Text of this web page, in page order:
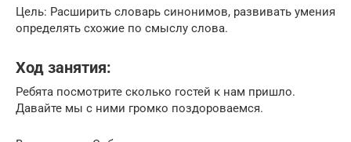
Цель: Расширить словарь синонимов, развивать умения
определять схожие по смыслу слова.
Ход занятия:
Ребята посмотрите сколько гостей к нам пришло.
Давайте мы с ними громко поздороваемся.